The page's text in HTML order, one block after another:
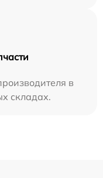
в
складах.